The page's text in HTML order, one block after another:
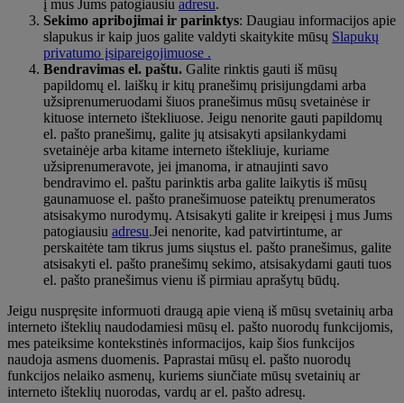
į mus Jums patogiausiu adresu.
Sekimo apribojimai ir parinktys: Daugiau informacijos apie
slapukus ir kaip juos galite valdyti skaitykite mūsų Slapukų
privatumo įsipareigojimuose .
Bendravimas el. paštu. Galite rinktis gauti iš mūsų
papildomų el. laiškų ir kitų pranešimų prisijungdami arba
užsiprenumeruodami šiuos pranešimus mūsų svetainėse ir
kituose interneto ištekliuose. Jeigu nenorite gauti papildomų
el. pašto pranešimų, galite jų atsisakyti apsilankydami
svetainėje arba kitame interneto ištekliuje, kuriame
užsiprenumeravote, jei įmanoma, ir atnaujinti savo
bendravimo el. paštu parinktis arba galite laikytis iš mūsų
gaunamuose el. pašto pranešimuose pateiktų prenumeratos
atsisakymo nurodymų. Atsisakyti galite ir kreipęsi į mus Jums
patogiausiu adresu.Jei nenorite, kad patvirtintume, ar
perskaitėte tam tikrus jums siųstus el. pašto pranešimus, galite
atsisakyti el. pašto pranešimų sekimo, atsisakydami gauti tuos
el. pašto pranešimus vienu iš pirmiau aprašytų būdų.
Jeigu nuspręsite informuoti draugą apie vieną iš mūsų svetainių arba
interneto išteklių naudodamiesi mūsų el. pašto nuorodų funkcijomis,
mes pateiksime kontekstinės informacijos, kaip šios funkcijos
naudoja asmens duomenis. Paprastai mūsų el. pašto nuorodų
funkcijos nelaiko asmenų, kuriems siunčiate mūsų svetainių ar
interneto išteklių nuorodas, vardų ar el. pašto adresų.